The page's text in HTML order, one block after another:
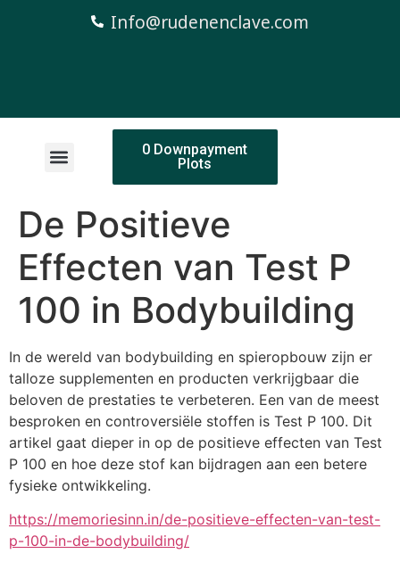
Info@rudenenclave.com
0 Downpayment
Plots
De Positieve
Effecten van Test P
100 in Bodybuilding
In de wereld van bodybuilding en spieropbouw zijn er
talloze supplementen en producten verkrijgbaar die
beloven de prestaties te verbeteren. Een van de meest
besproken en controversiële stoffen is Test P 100. Dit
artikel gaat dieper in op de positieve effecten van Test
P 100 en hoe deze stof kan bijdragen aan een betere
fysieke ontwikkeling.
https://memoriesinn.in/de-positieve-effecten-van-test-
p-100-in-de-bodybuilding/